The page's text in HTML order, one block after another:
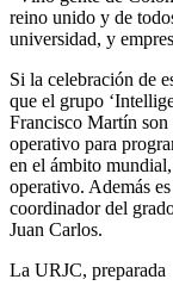
reino unido y de
universidad, y
Si la celebración de
que el grupo
Francisco Martín son
operativo para
en el ámbito
operativo. Además
coordinador del
Juan Carlos.
La URJC, preparada